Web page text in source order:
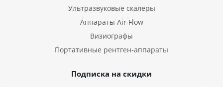
Ультразвуковые скалеры
Аппараты Air Flow
Визиографы
Портативные рентген-аппараты
Подписка на скидки